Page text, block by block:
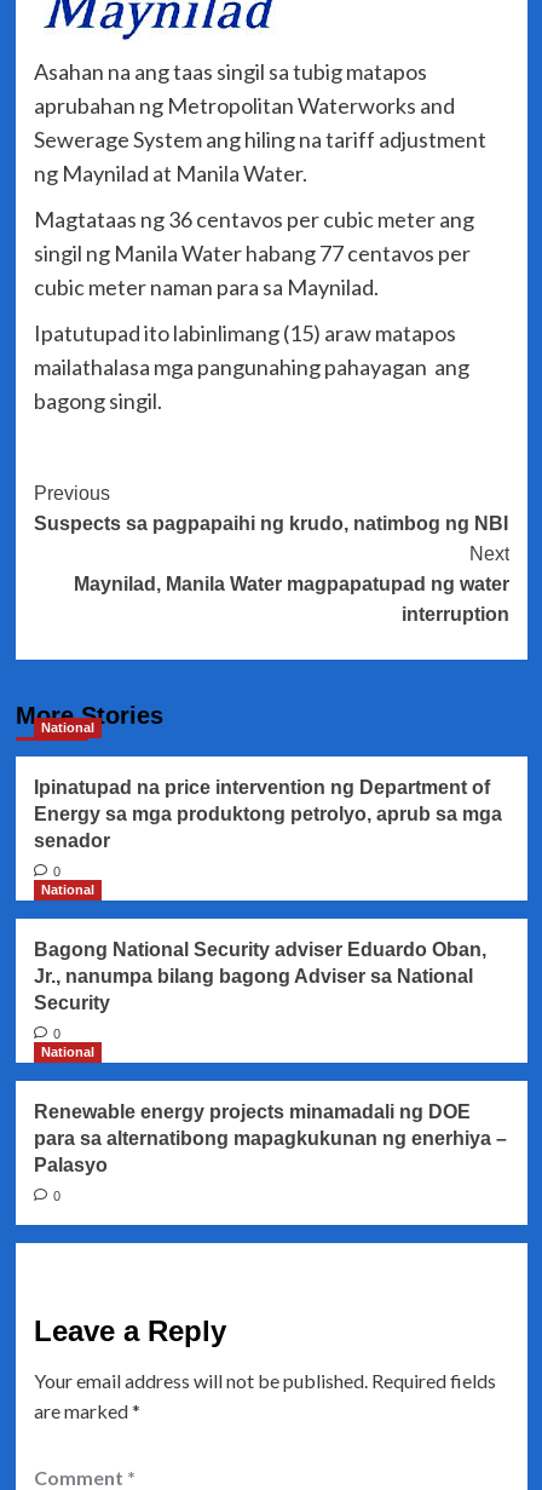
Asahan na ang taas singil sa tubig matapos
aprubahan ng Metropolitan Waterworks and
Sewerage System ang hiling na tariff adjustment
ng Maynilad at Manila Water.
Magtataas ng 36 centavos per cubic meter ang
singil ng Manila Water habang 77 centavos per
cubic meter naman para sa Maynilad.
Ipatutupad ito labinlimang (15) araw matapos
mailathalasa mga pangunahing pahayagan ang
bagong singil.
Post
Navigation
Previous
Suspects sa pagpapaihi ng krudo, natimbog ng NBI
Next
Maynilad, Manila Water magpapatupad ng water
interruption
More Stories
National
Ipinatupad na price intervention ng Department of
Energy sa mga produktong petrolyo, aprub sa mga
senador
0
National
Bagong National Security adviser Eduardo Oban,
Jr., nanumpa bilang bagong Adviser sa National
Security
0
National
Renewable energy projects minamadali ng DOE
para sa alternatibong mapagkukunan ng enerhiya –
Palasyo
0
Leave a Reply
Your email address will not be published. Required fields
are marked*
Comment *